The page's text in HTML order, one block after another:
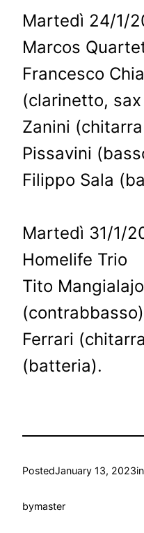
Martedì 24/1/
Marcos
Francesco
(clarinetto,
Zanini
Pissavini
Filippo Sala
Martedì 31/1/
Homelife Trio
Tito
Ferrari
(batteria).
PostedJanuary 13, 2023in
bymaster